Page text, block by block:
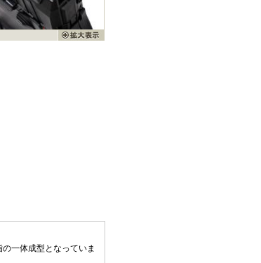
一体成型となっていま